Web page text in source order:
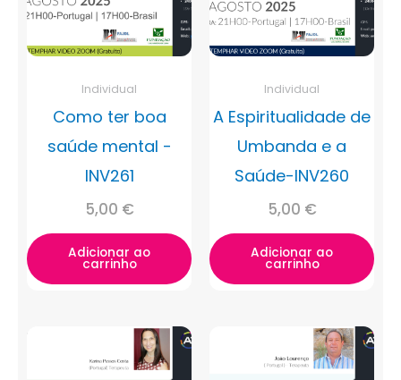
Individual
Como ter boa
saúde mental -
INV261
5,00 €
Adicionar ao
carrinho
Individual
A Espiritualidade de
Umbanda e a
Saúde-INV260
5,00 €
Adicionar ao
carrinho